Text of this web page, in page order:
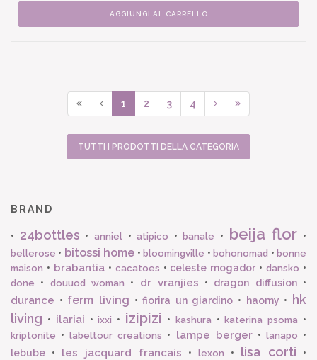
AGGIUNGI AL CARRELLO
1 2 3 4
TUTTI I PRODOTTI DELLA CATEGORIA
BRAND
• 24bottles • anniel•atipico •banale • beija flor •
bellerose • bitossi home •bloomingville •bohonomad •bonne
maison • brabantia• cacatoes • celeste mogador •dansko •
done • douuod woman • dr vranjies • dragon diffusion•
durance • ferm living •fiorira un giardino • haomy •
hk
living • ilariai •ixxi • izipizi • kashura •katerina psoma •
kriptonite •labeltour creations • lampe berger• lanapo •
lebube • les jacquard francais • lexon • lisa corti •